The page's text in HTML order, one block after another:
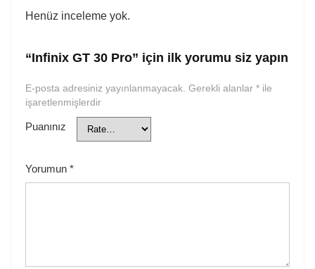
Henüz inceleme yok.
“Infinix GT 30 Pro” için ilk yorumu siz yapın
E-posta adresiniz yayınlanmayacak. Gerekli alanlar * ile
işaretlenmişlerdir
Puanınız
Yorumun *